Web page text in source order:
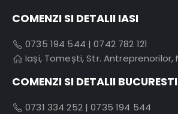
COMENZI SI DETALII IASI
0735 194 544 |0742 782 121
Iași, Tomești, Str. Antreprenorilor,
COMENZI SI DETALII BUCURESTI
0731 334 252|0735 194 544